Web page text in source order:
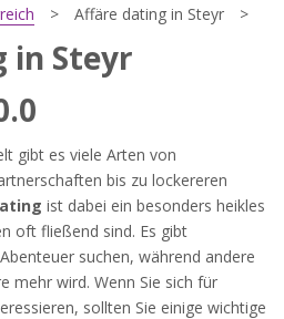
3
E-Mail?
ich mich mit den
und derDatenschutzerklärung
Informationen und Angebote des
Zusendung kann ich jederzeit
Affäre dating in Steyr
in Steyr
gibt es viele Arten von
bis zu lockereren
ist dabei ein besonders heikles
oft fließend sind. Es gibt
suchen, während andere
mehr wird. Wenn Sie sich für
sollten Sie einige wichtige